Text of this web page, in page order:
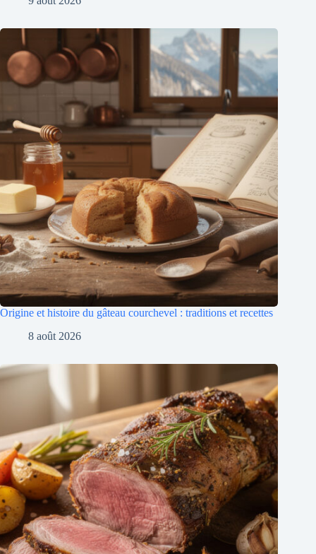
Origine et histoire du gâteau courchevel : traditions et recettes
8 août 2026